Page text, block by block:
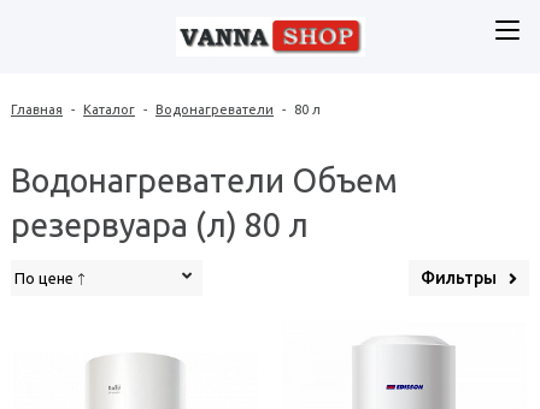
Главная - Каталог - Водонагреватели - 80 л
Водонагреватели Объем
резервуара (л) 80 л
По цене Фильтры